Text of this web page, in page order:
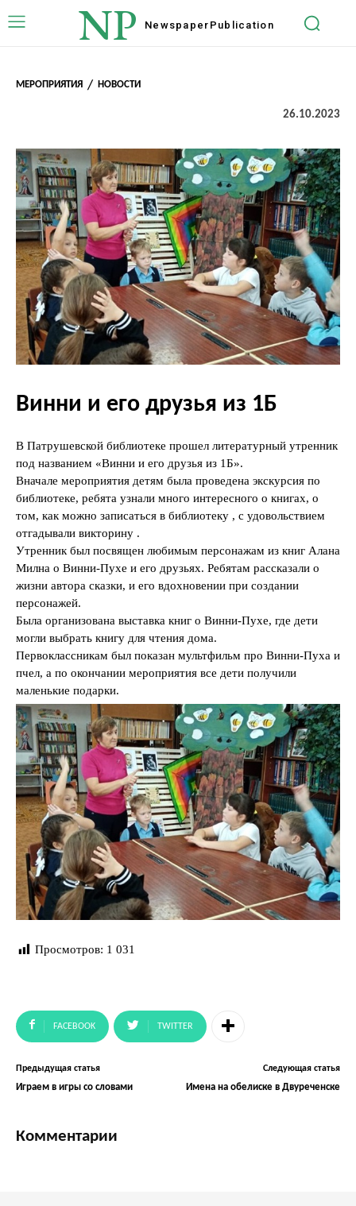
NP Newspaper Publication
МЕРОПРИЯТИЯ НОВОСТИ
26.10.2023
Винни и его друзья из 1Б
В Патрушевской библиотеке прошел литературный утренник
под названием «Винни и его друзья из 1Б».
Вначале мероприятия детям была проведена экскурсия по
библиотеке, ребята узнали много интересного о книгах, о
том, как можно записаться в библиотеку , с удовольствием
отгадывали викторину .
Утренник был посвящен любимым персонажам из книг Алана
Милна о Винни-Пухе и его друзьях. Ребятам рассказали о
жизни автора сказки, и его вдохновении при создании
персонажей.
Была организована выставка книг о Винни-Пухе, где дети
могли выбрать книгу для чтения дома.
Первоклассникам был показан мультфильм про Винни-Пуха и
пчел, а по окончании мероприятия все дети получили
маленькие подарки.
Просмотров: 1 031
FACEBOOK TWITTER
Предыдущая статья
Играем в игры со словами
Следующая статья
Имена на обелиске в Двуреченске
Комментарии